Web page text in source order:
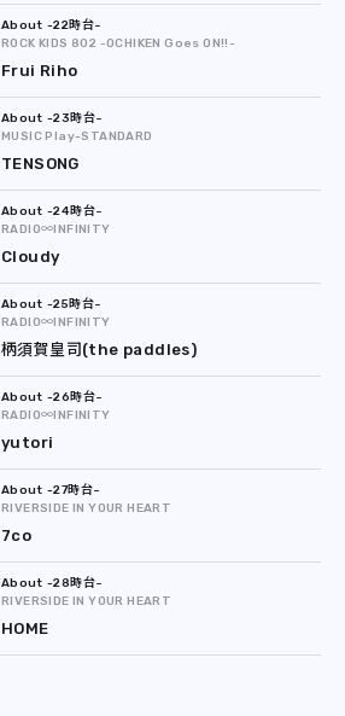
-22時台
ROCK KIDS 802 -OCHIKEN Goes ON!!-
Frui Riho
-23時台
MUSIC Play-STANDARD
TENSONG
-24時台
RADIO∞INFINITY
Cloudy
-25時台
RADIO∞INFINITY
柄須賀皇司(the paddles)
-26時台
RADIO∞INFINITY
yutori
-27時台
RIVERSIDE IN YOUR HEART
7co
-28時台
RIVERSIDE IN YOUR HEART
HOME